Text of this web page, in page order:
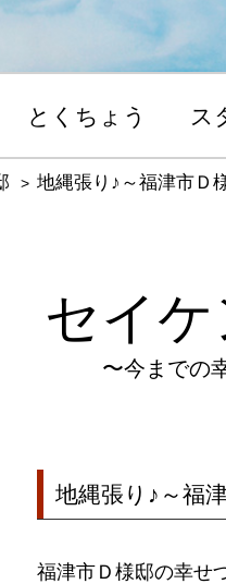
とくちょう ス
地縄張り♪～福津市Ｄ
セイ
〜今までの
地縄張り♪～福
福津市Ｄ様邸の幸せ